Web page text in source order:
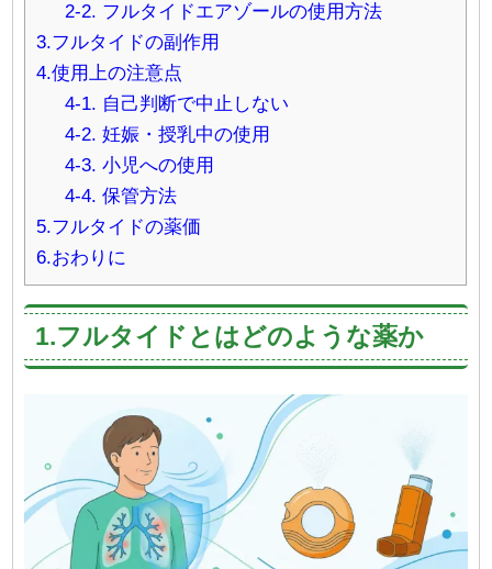
2-2. フルタイドエアゾールの使用方法
3.フルタイドの副作用
4.使用上の注意点
4-1. 自己判断で中止しない
4-2. 妊娠・授乳中の使用
4-3. 小児への使用
4-4. 保管方法
5.フルタイドの薬価
6.おわりに
1.フルタイドとはどのような薬か